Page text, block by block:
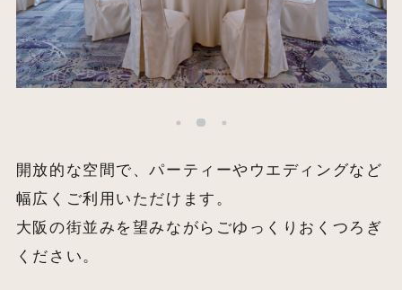
開放的な空間で、パーティーやウエディングなど
幅広くご利用いただけます。
大阪の街並みを望みながらごゆっくりおくつろぎ
ください。